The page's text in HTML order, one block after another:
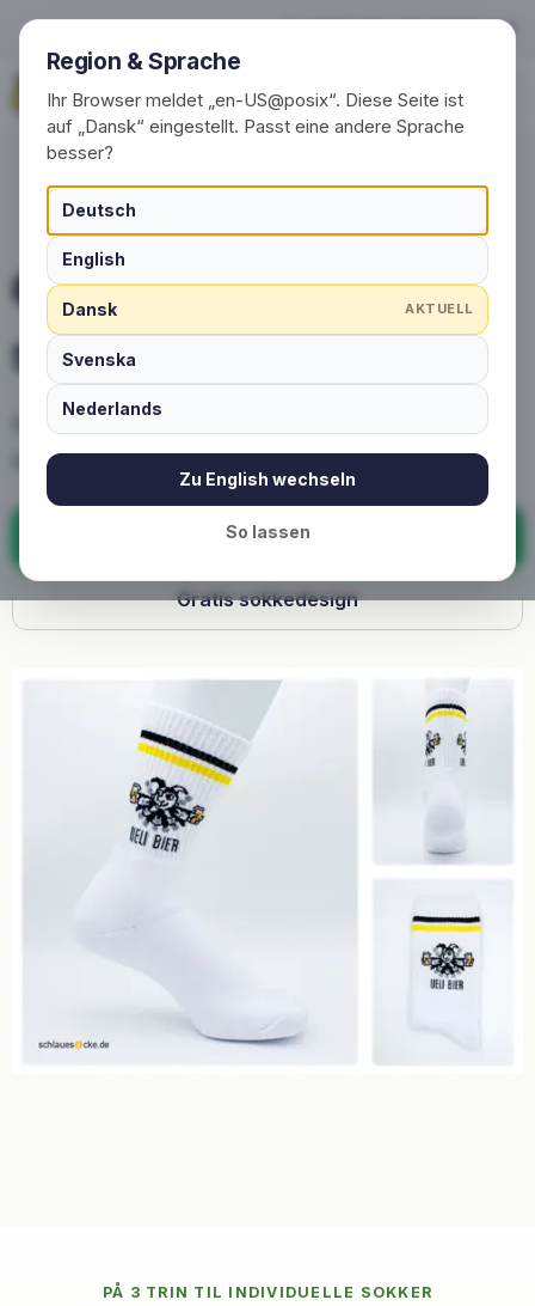
Sokker personalisere
Region & Sprache
Ihr Browser meldet „en-US@posix“. Diese Seite ist
auf „Dansk“ eingestellt. Passt eine andere Sprache
besser?
Deutsch
English
Dansk AKTUELL
Svenska
Nederlands
Zu English wechseln
So lassen
+49 (0) 30 / 20 23 68 91-0
Anmod om nu
SOKKER MED EGET DESIGN
Sokker personalisere
Nem at få personaliserede sokker,
sportsokker eller tennissokker lavet
Anmod om tilbud nu
Gratis sokkedesign
PÅ 3 TRIN TIL INDIVIDUELLE SOKKER